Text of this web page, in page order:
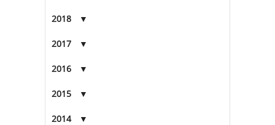
2018
2017
2016
2015
2014